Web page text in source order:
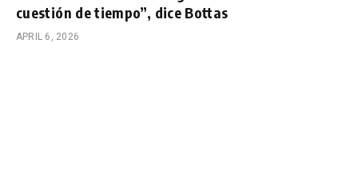
cuestión de tiempo”, dice Bottas
APRIL 6, 2026